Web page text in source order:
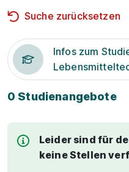
Suche zurücksetzen
Infos zum
0 Studienangebote
Leider sind für
keine Stellen